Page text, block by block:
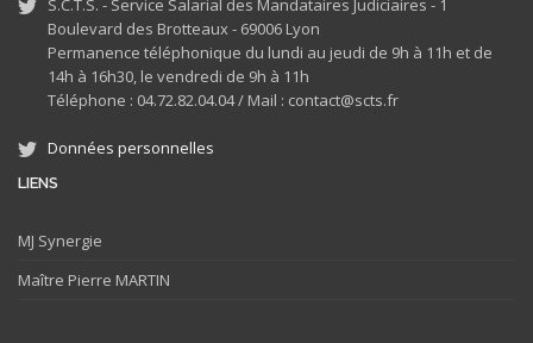
S.C.T.S. - Service Salarial des Mandataires Judiciaires - 1
Boulevard des Brotteaux - 69006 Lyon
Permanence téléphonique du lundi au jeudi de 9h à 11h et de
14h à 16h30, le vendredi de 9h à 11h
Téléphone : 04.72.82.04.04 / Mail : contact@scts.fr
Données personnelles
LIENS
MJ Synergie
Maître Pierre MARTIN